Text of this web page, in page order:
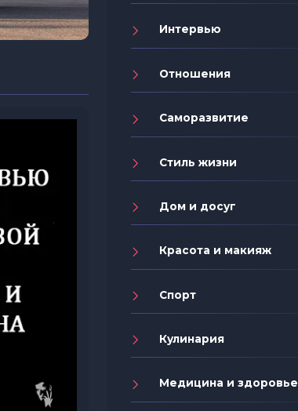
Интервью
Отношения
Саморазвитие
Стиль жизни
Дом и досуг
Красота и макияж
Спорт
Кулинария
Медицина и здоровье